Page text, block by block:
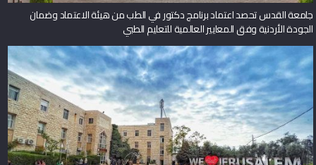
جامعة القدس تحصد اعتماد برنامج دكتور في الطب من هيئة الاعتماد وضمان
الجودة الأردنية وفق المعايير العالمية للتعليم الطبي